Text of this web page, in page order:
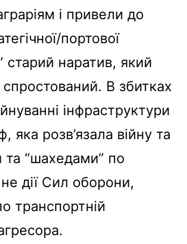
і привели до
портової
старий наратив, який
спростований. В збитках
інфраструктури
яка розв’язала війну та
та “шахедами” по
дії Сил оборони,
транспортній